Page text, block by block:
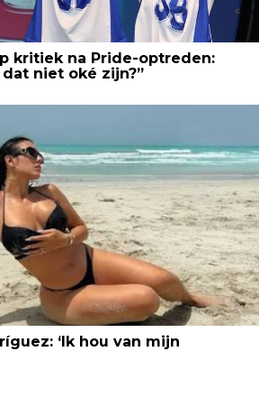
kritiek na Pride-optreden:
niet oké zijn?”
‘Ik hou van mijn